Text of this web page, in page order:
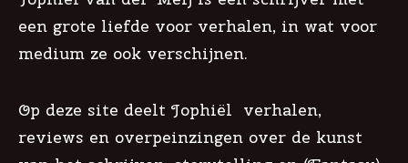
een grote liefde voor verhalen, in wat voor
medium ze ook verschijnen.
Op deze site deelt Jophiël verhalen,
reviews en overpeinzingen over de kunst